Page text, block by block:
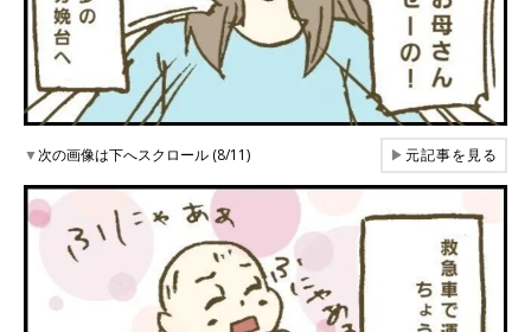
▼次の画像は下へスクロール (8/11) ▶元記事を見る